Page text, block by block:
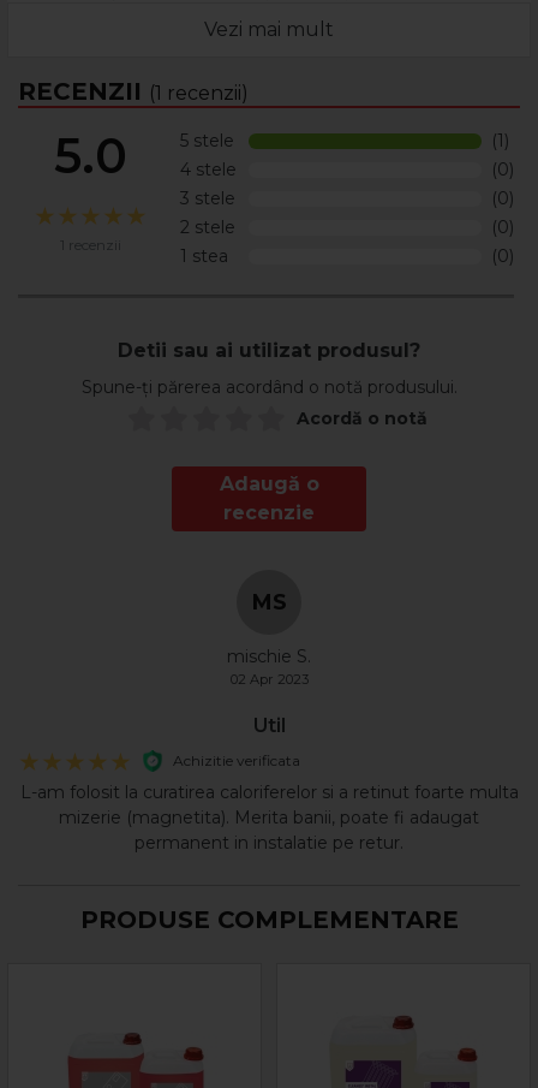
Vezi mai mult
eticheta și ambalajul produsului înainte de a-l utiliza!
RECENZII (1 recenzii)
5.0
1 recenzii
5 stele
(1)
4 stele
(0)
3 stele
(0)
2 stele
(0)
1 stea
(0)
Detii sau ai utilizat produsul?
Spune-ți părerea acordând o notă produsului.
Acordă o notă
Adaugă o
recenzie
MS
mischie S.
02 Apr 2023
Util
Achizitie verificata
L-am folosit la curatirea caloriferelor si a retinut foarte multa
mizerie (magnetita). Merita banii, poate fi adaugat
permanent in instalatie pe retur.
PRODUSE COMPLEMENTARE